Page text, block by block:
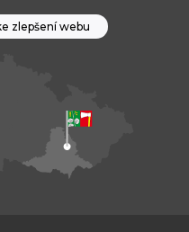
zlepšení webu